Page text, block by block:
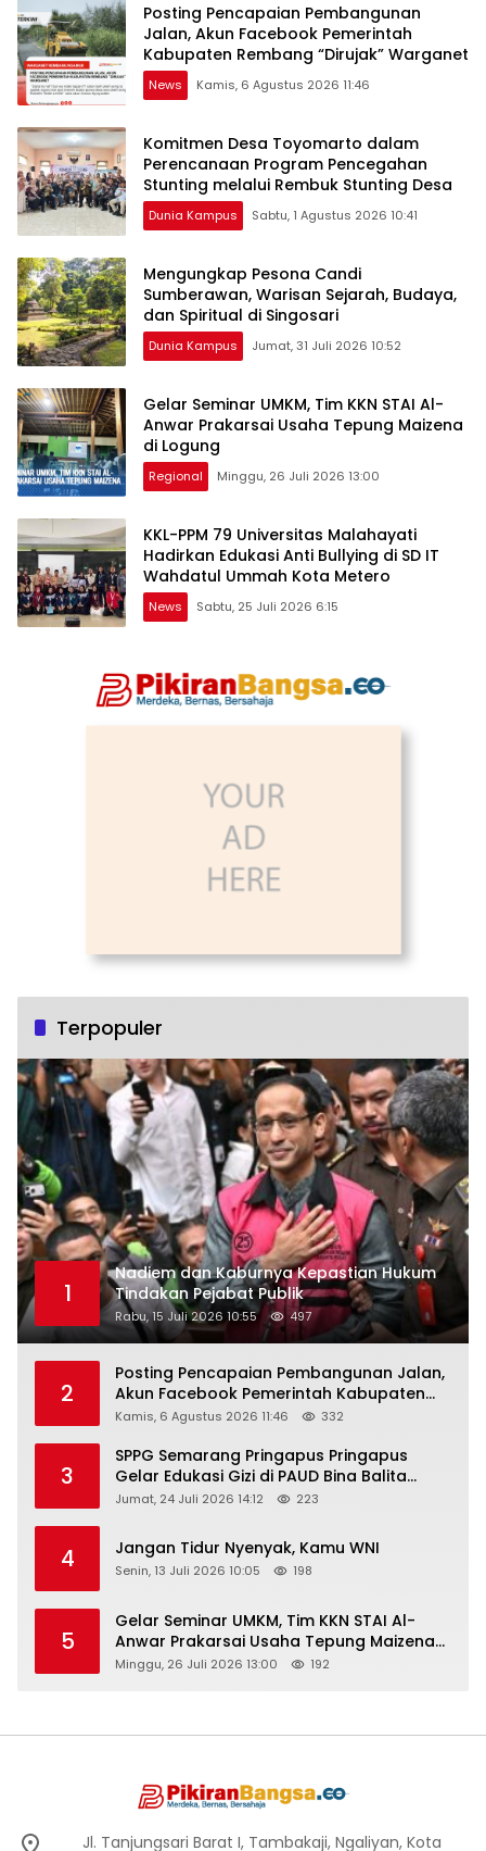
Posting Pencapaian Pembangunan
Jalan, Akun Facebook Pemerintah
Kabupaten Rembang “Dirujak” Warganet
News Kamis, 6 Agustus 2026 11:46
Komitmen Desa Toyomarto dalam
Perencanaan Program Pencegahan
Stunting melalui ‎Rembuk Stunting Desa
Dunia Kampus Sabtu, 1 Agustus 2026 10:41
Mengungkap Pesona Candi
Sumberawan, Warisan Sejarah, Budaya,
dan Spiritual di ‎Singosari
Dunia Kampus Jumat, 31 Juli 2026 10:52
Gelar Seminar UMKM, Tim KKN STAI Al-
Anwar Prakarsai Usaha Tepung Maizena
di Logung
Regional Minggu, 26 Juli 2026 13:00
KKL-PPM 79 Universitas Malahayati
Hadirkan Edukasi Anti Bullying di SD IT
Wahdatul Ummah Kota Metero
News Sabtu, 25 Juli 2026 6:15
Terpopuler
1
Nadiem dan Kaburnya Kepastian Hukum
Tindakan Pejabat Publik
Rabu, 15 Juli 2026 10:55 497
2
Posting Pencapaian Pembangunan Jalan,
Akun Facebook Pemerintah Kabupaten
Rembang “Dirujak” Warganet
Kamis, 6 Agustus 2026 11:46 332
3
SPPG Semarang Pringapus Pringapus
Gelar Edukasi Gizi di PAUD Bina Balita
Peringati Hari Anak Nasional 2026
Jumat, 24 Juli 2026 14:12 223
4 Jangan Tidur Nyenyak, Kamu WNI
Senin, 13 Juli 2026 10:05 198
5
Gelar Seminar UMKM, Tim KKN STAI Al-
Anwar Prakarsai Usaha Tepung Maizena
di Logung
Minggu, 26 Juli 2026 13:00 192
Jl. Tanjungsari Barat I, Tambakaji, Ngaliyan, Kota